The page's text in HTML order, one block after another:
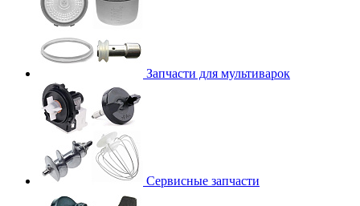
Запчасти для мультиварок
Сервисные запчасти